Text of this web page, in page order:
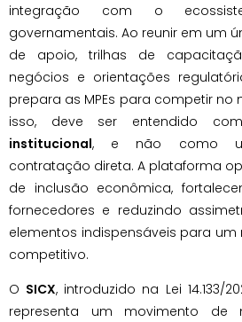
integração com o
governamentais. Ao reunir em um
de apoio, trilhas de
negócios e orientações
prepara as MPEs para competir
isso, deve ser entendido
institucional, e não como
contratação direta. A plataforma
de inclusão econômica,
fornecedores e reduzindo
elementos indispensáveis para
competitivo.
O SICX, introduzido na Lei 14.133/
representa um movimento de